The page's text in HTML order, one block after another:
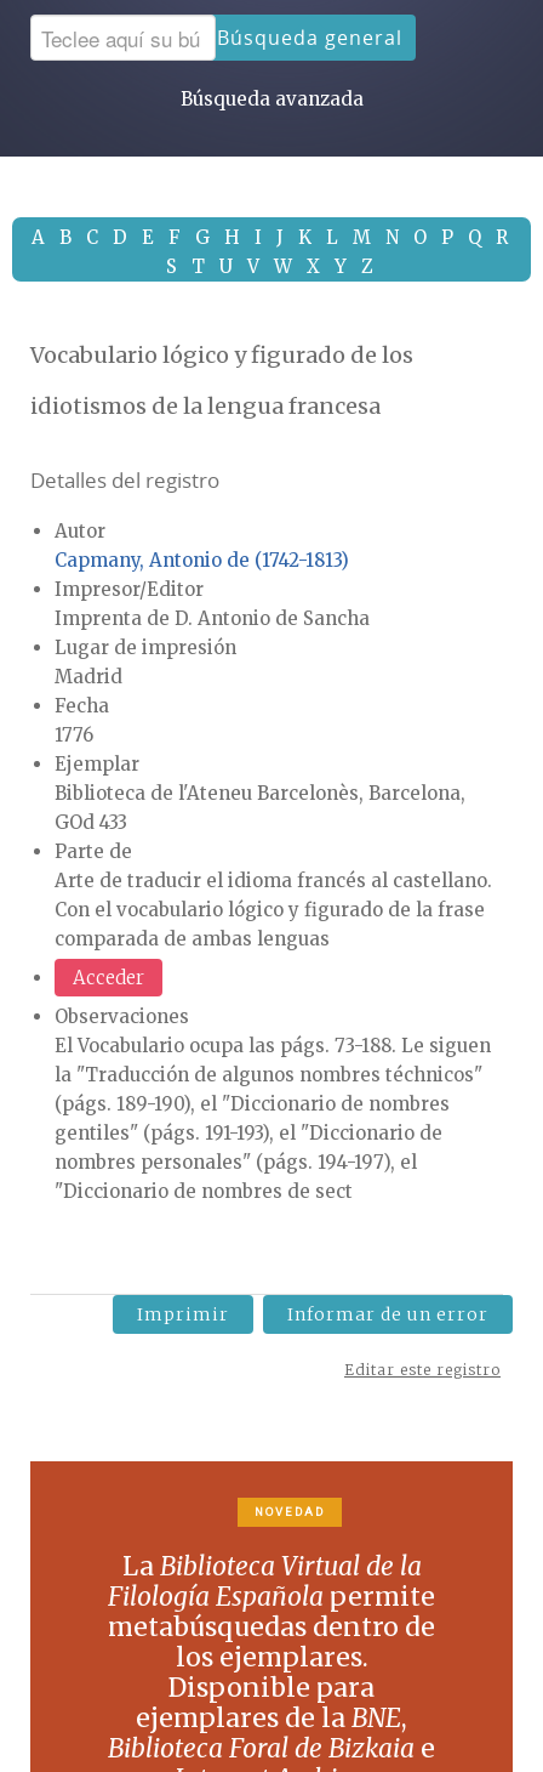
Búsqueda general
Búsqueda avanzada
A B C D E F G H I J K L M N O P Q
R
S
T U V W X Y Z
Vocabulario lógico y figurado de los
idiotismos de la lengua francesa
Detalles del registro
Autor
Capmany, Antonio de (1742-1813)
Impresor/Editor
Imprenta de D. Antonio de Sancha
Lugar de impresión
Madrid
Fecha
1776
Ejemplar
Biblioteca de l'Ateneu Barcelonès, Barcelona,
GOd 433
Parte de
Arte de traducir el idioma francés al castellano.
Con el vocabulario lógico y figurado de la frase
comparada de ambas lenguas
Acceder
Observaciones
El Vocabulario ocupa las págs. 73-188. Le siguen
la "Traducción de algunos nombres téchnicos"
(págs. 189-190), el "Diccionario de nombres
gentiles" (págs. 191-193), el "Diccionario de
nombres personales" (págs. 194-197), el
"Diccionario de nombres de sect
Imprimir Informar de un error
Editar este registro
NOVEDAD
LaBiblioteca Virtual de la
Filología Española permite
metabúsquedas dentro de
los ejemplares.
Disponible para
ejemplares de laBNE,
Biblioteca Foral de Bizkaia e